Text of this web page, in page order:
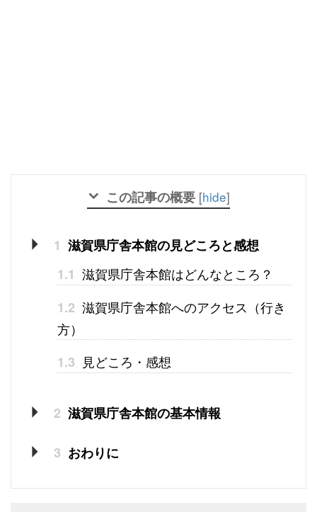
この記事の概要 [hide]
1 滋賀県庁舎本館の見どころと感想
1.1 滋賀県庁舎本館はどんなところ？
1.2 滋賀県庁舎本館へのアクセス（行き
方）
1.3 見どころ・感想
2 滋賀県庁舎本館の基本情報
3 おわりに